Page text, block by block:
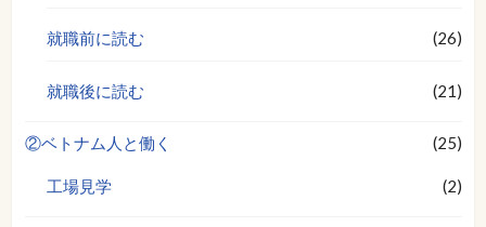
就職前に読む (26)
就職後に読む (21)
②ベトナム人と働く (25)
工場見学 (2)